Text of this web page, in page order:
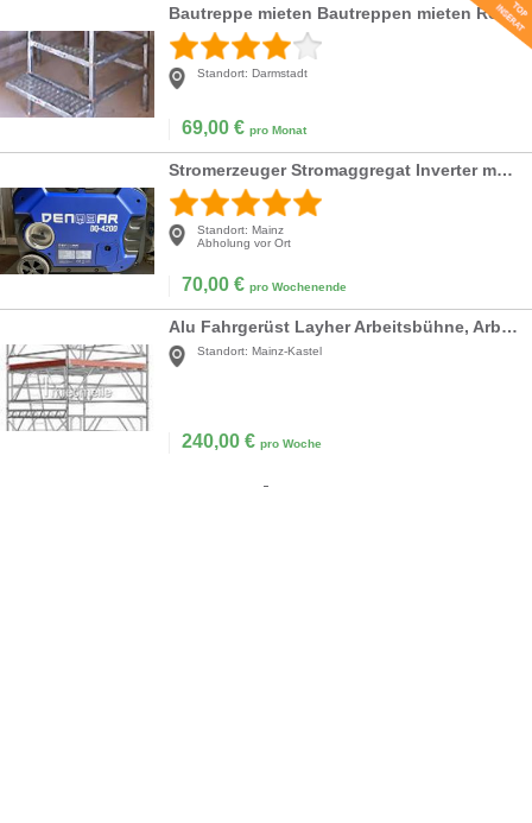
Bautreppe mieten Bautreppen mieten Rohnautreppe mieten
Standort: Darmstadt
69,00 € pro Monat
Stromerzeuger Stromaggregat Inverter mobil Notstromaggregat Stromgenerator, 3800Watt Denqbar
Standort: Mainz
Abholung vor Ort
70,00 € pro Wochenende
Alu Fahrgerüst Layher Arbeitsbühne, Arbeitshöhe 8,
Standort: Mainz-Kastel
240,00 € pro Woche